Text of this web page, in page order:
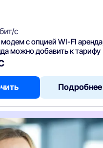
с
с опцией WI-FI
можно добавить к тарифу